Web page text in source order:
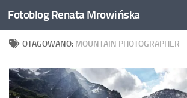
Przeskocz do treści
Fotoblog Renata Mrowińska
OTAGOWANO: MOUNTAIN PHOTOGRAPHER